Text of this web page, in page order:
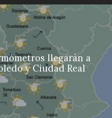
llegarán a
y Ciudad Real